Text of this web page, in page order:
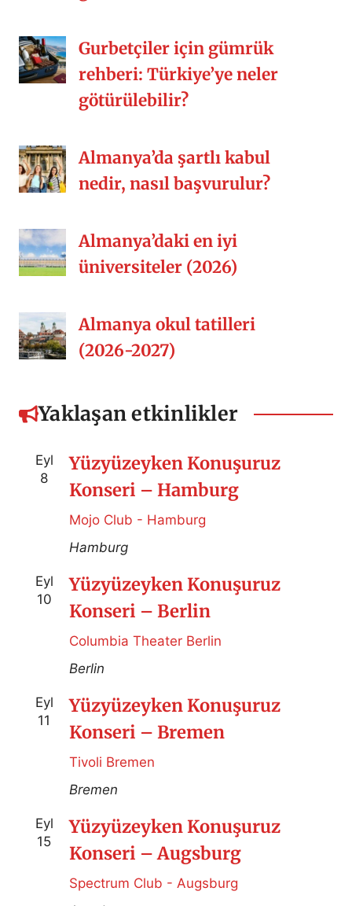
Gurbetçiler için gümrük
rehberi: Türkiye’ye neler
götürülebilir?
Almanya’da şartlı kabul
nedir, nasıl başvurulur?
Almanya’daki en iyi
üniversiteler (2026)
Almanya okul tatilleri
(2026-2027)
Yaklaşan etkinlikler
Eyl
8
Yüzyüzeyken Konuşuruz
Konseri – Hamburg
Mojo Club - Hamburg
Hamburg
Eyl
10
Yüzyüzeyken Konuşuruz
Konseri – Berlin
Columbia Theater Berlin
Berlin
Eyl
11
Yüzyüzeyken Konuşuruz
Konseri – Bremen
Tivoli Bremen
Bremen
Eyl
15
Yüzyüzeyken Konuşuruz
Konseri – Augsburg
Spectrum Club - Augsburg